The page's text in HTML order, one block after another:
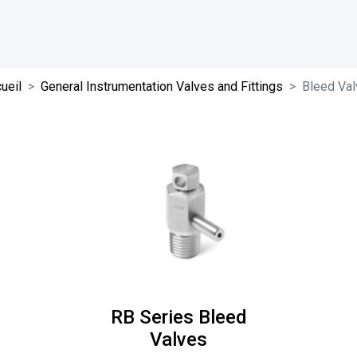
General Instrumentation Valves and Fittings Bleed
RB Series Bleed
Valves